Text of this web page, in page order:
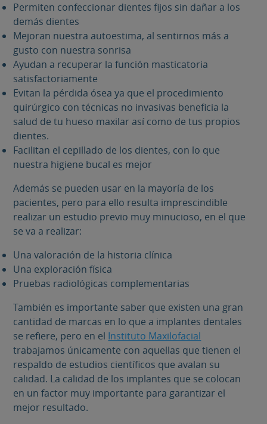
Permiten confeccionar dientes fijos sin dañar a los
demás dientes
Mejoran nuestra autoestima, al sentirnos más a
gusto con nuestra sonrisa
Ayudan a recuperar la función masticatoria
satisfactoriamente
Evitan la pérdida ósea ya que el procedimiento
quirúrgico con técnicas no invasivas beneficia la
salud de tu hueso maxilar así como de tus propios
dientes.
Facilitan el cepillado de los dientes, con lo que
nuestra higiene bucal es mejor
Además se pueden usar en la mayoría de los
pacientes, pero para ello resulta imprescindible
realizar un estudio previo muy minucioso, en el que
se va a realizar:
Una valoración de la historia clínica
Una exploración física
Pruebas radiológicas complementarias
También es importante saber que existen una gran
cantidad de marcas en lo que a implantes dentales
se refiere, pero en el Instituto Maxilofacial
trabajamos únicamente con aquellas que tienen el
respaldo de estudios científicos que avalan su
calidad. La calidad de los implantes que se colocan
en un factor muy importante para garantizar el
mejor resultado.